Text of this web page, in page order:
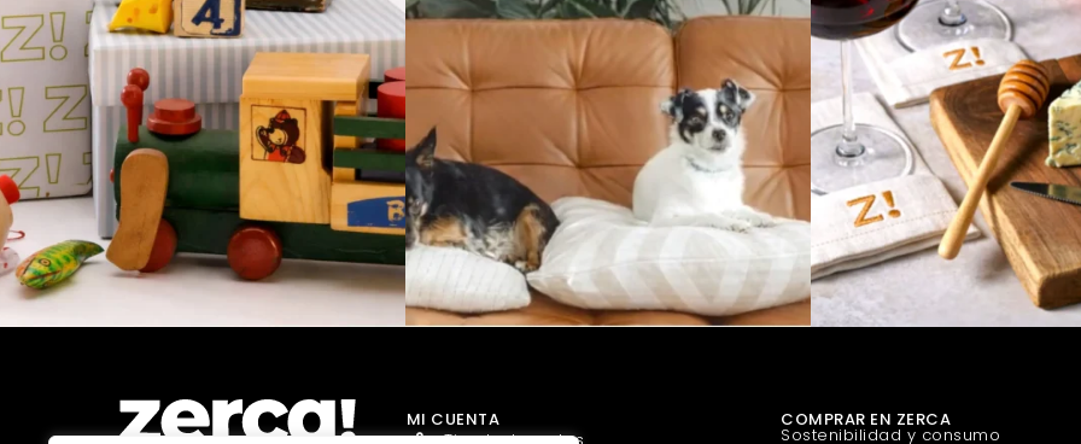
MI CUENTA
Tienda Juguetes
COMPRAR EN ZERCA
Sostenibilidad y consumo